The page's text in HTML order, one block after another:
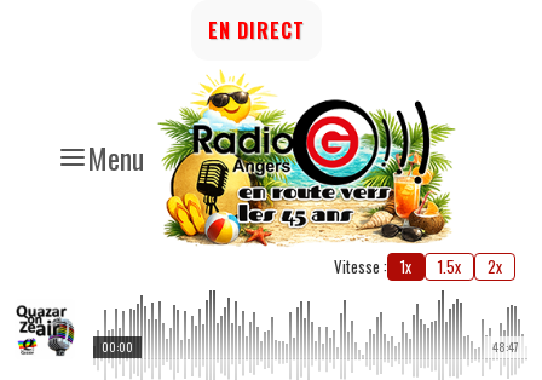
Menu
EN DIRECT
Vitesse : 1x 1.5x 2x
48:47
00:00